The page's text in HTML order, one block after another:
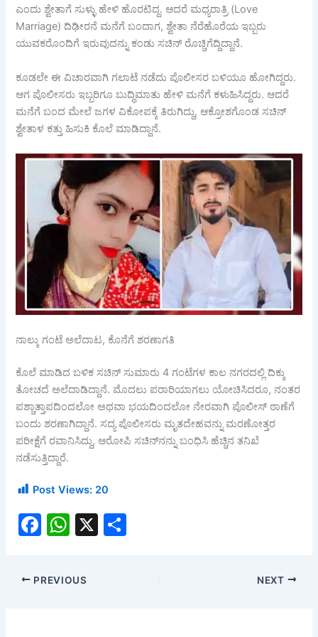
ಎಂದು ಶ್ವೇತಾಗೆ ಸುಳ್ಳು ಹೇಳಿ ಹೊರಟಿದ್ದ. ಆದರೆ ಮಧ್ಯರಾತ್ರಿ (Love
Marriage) ದಿಢೀರನೆ ಮನೆಗೆ ಬಂದಾಗ, ಶ್ವೇತಾ ನೆರೆಹೊರೆಯ ಇಬ್ಬರು
ಯುವಕರೊಂದಿಗೆ ಇರುವುದನ್ನು ಕಂಡು ಸಚಿನ್ ರೊಚ್ಚಿಗೆದ್ದಿದ್ದಾನೆ.
ಕೂಡಲೇ ಈ ವಿಚಾರವಾಗಿ ಗಲಾಟೆ ನಡೆದು ಪೊಲೀಸರ ಬಳಿಯೂ ಹೋಗಿದ್ದರು.
ಆಗ ಪೊಲೀಸರು ಇಬ್ಬರಿಗೂ ಬುದ್ಧಿಮಾತು ಹೇಳಿ ಮನೆಗೆ ಕಳುಹಿಸಿದ್ದರು. ಆದರೆ
ಮನೆಗೆ ಬಂದ ಮೇಲೆ ಜಗಳ ವಿಕೋಪಕ್ಕೆ ತಿರುಗಿದ್ದು, ಆಕ್ರೋಶಗೊಂಡ ಸಚಿನ್
ಶ್ವೇತಾಳ ಕತ್ತು ಹಿಸುಕಿ ಕೊಲೆ ಮಾಡಿದ್ದಾನೆ.
ನಾಲ್ಕು ಗಂಟೆ ಅಲೆದಾಟ, ಕೊನೆಗೆ ಶರಣಾಗತಿ
ಕೊಲೆ ಮಾಡಿದ ಬಳಿಕ ಸಚಿನ್ ಸುಮಾರು 4 ಗಂಟೆಗಳ ಕಾಲ ನಗರದಲ್ಲಿ ದಿಕ್ಕು
ತೋಚದೆ ಅಲೆದಾಡಿದ್ದಾನೆ. ಮೊದಲು ಪರಾರಿಯಾಗಲು ಯೋಚಿಸಿದರೂ, ನಂತರ
ಪಶ್ಚಾತ್ತಾಪದಿಂದಲೋ ಅಥವಾ ಭಯದಿಂದಲೋ ನೇರವಾಗಿ ಪೊಲೀಸ್ ಠಾಣೆಗೆ
ಬಂದು ಶರಣಾಗಿದ್ದಾನೆ. ಸದ್ಯ ಪೊಲೀಸರು ಮೃತದೇಹವನ್ನು ಮರಣೋತ್ತರ
ಪರೀಕ್ಷೆಗೆ ರವಾನಿಸಿದ್ದು, ಆರೋಪಿ ಸಚಿನ್‌ನನ್ನು ಬಂಧಿಸಿ ಹೆಚ್ಚಿನ ತನಿಖೆ
ನಡೆಸುತ್ತಿದ್ದಾರೆ.
Post Views: 20
F
c
e
W
at
s
X
PREVIOUS NEXT